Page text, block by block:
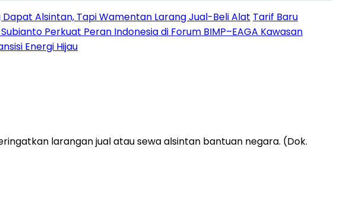
Alsintan, Tapi Wamentan Larang Jual-Beli Alat Tarif Baru
Perkuat Peran Indonesia di Forum BIMP–EAGA Kawasan
Energi Hijau